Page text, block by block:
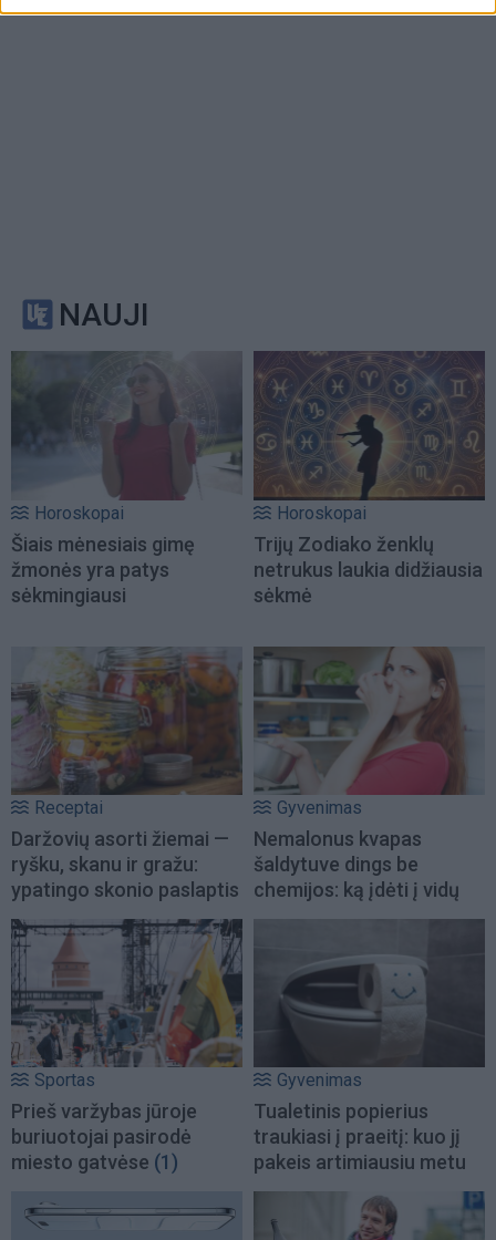
NAUJI
Horoskopai
Šiais mėnesiais gimę
žmonės yra patys
sėkmingiausi
Horoskopai
Trijų Zodiako ženklų
netrukus laukia didžiausia
sėkmė
Receptai
Daržovių asorti žiemai —
ryšku, skanu ir gražu:
ypatingo skonio paslaptis
Gyvenimas
Nemalonus kvapas
šaldytuve dings be
chemijos: ką įdėti į vidų
Sportas
Prieš varžybas jūroje
buriuotojai pasirodė
miesto gatvėse (1)
Gyvenimas
Tualetinis popierius
traukiasi į praeitį: kuo jį
pakeis artimiausiu metu